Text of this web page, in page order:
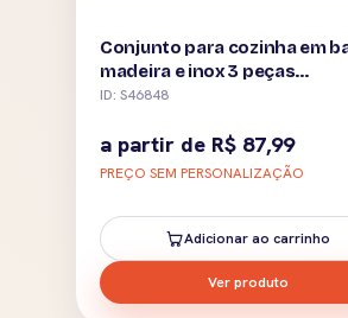
Conjunto para cozinha em
madeira e inox 3 peças
personalizado
ID: S46848
a partir de R$ 87,99
PREÇO SEM PERSONALIZAÇÃO
Adicionar ao carrinho
Ver produto